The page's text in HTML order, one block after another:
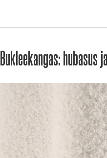
Bukleekangas: